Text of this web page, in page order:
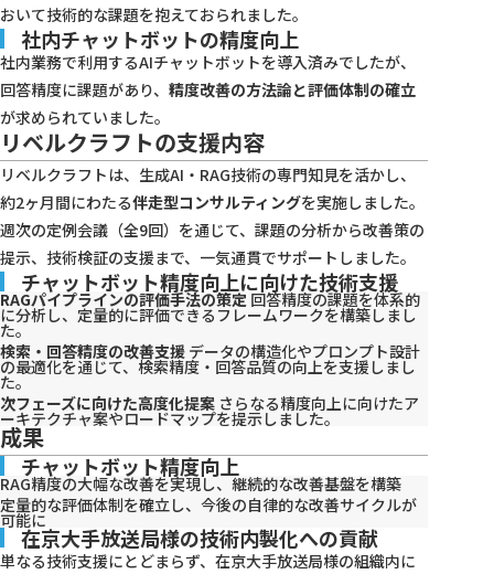
おいて技術的な課題を抱えておられました。
社内チャットボットの精度向上
社内業務で利用するAIチャットボットを導入済みでしたが、
回答精度に課題があり、 精度改善の方法論と評価体制の確立
が求められていました。
リベルクラフトの支援内容
リベルクラフトは、生成AI・RAG技術の専門知見を活かし、
約2ヶ月間にわたる伴走型コンサルティングを実施しました。
週次の定例会議（全9回）を通じて、課題の分析から改善策の
提示、技術検証の支援まで、一気通貫でサポートしました。
チャットボット精度向上に向けた技術支援
RAGパイプラインの評価手法の策定 回答精度の課題を体系的
に分析し、定量的に評価できるフレームワークを構築しまし
た。
検索・回答精度の改善支援 データの構造化やプロンプト設計
の最適化を通じて、検索精度・回答品質の向上を支援しまし
た。
次フェーズに向けた高度化提案 さらなる精度向上に向けたア
ーキテクチャ案やロードマップを提示しました。
成果
チャットボット精度向上
RAG精度の大幅な改善を実現し、継続的な改善基盤を構築
定量的な評価体制を確立し、今後の自律的な改善サイクルが
可能に
在京大手放送局様の技術内製化への貢献
単なる技術支援にとどまらず、在京大手放送局様の組織内に